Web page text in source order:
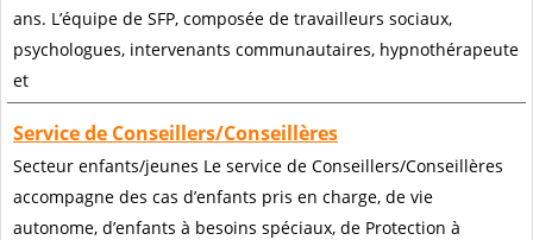
ans. L’équipe de SFP, composée de travailleurs sociaux,
psychologues, intervenants communautaires, hypnothérapeute
et
Service de Conseillers/Conseillères
Secteur enfants/jeunes Le service de Conseillers/Conseillères
accompagne des cas d’enfants pris en charge, de vie
autonome, d’enfants à besoins spéciaux, de Protection à